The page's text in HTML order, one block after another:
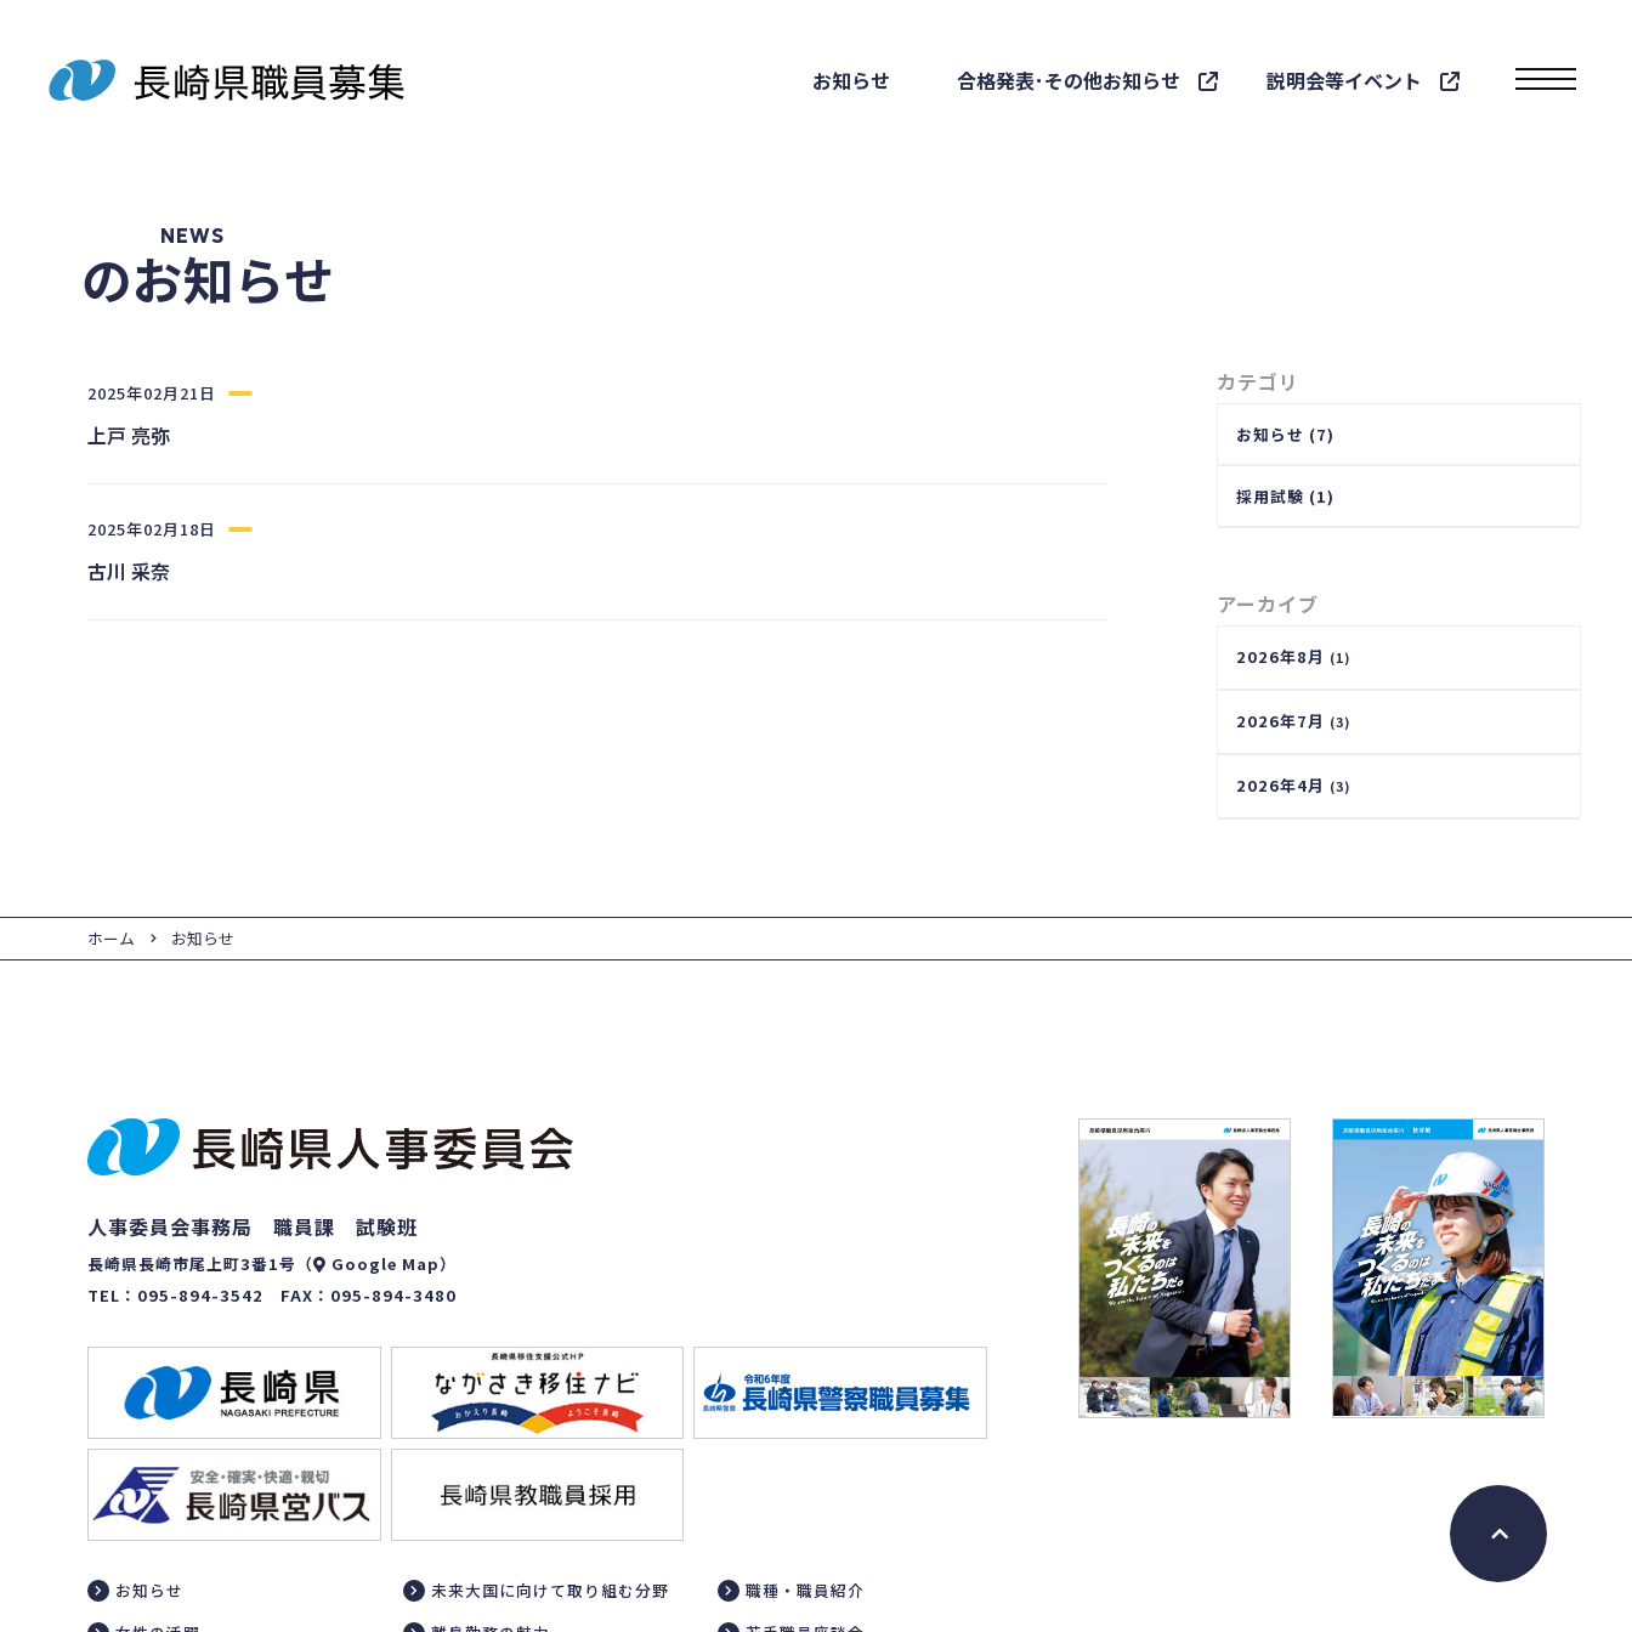
お知らせ 合格発表･その他お知らせ 説明会等イベント toggle navigation
NEWS
のお知らせ
カテゴリ
お知らせ (7)
採用試験 (1)
アーカイブ
2026年8月 (1)
2026年7月 (3)
2026年4月 (3)
2025年02月21日
上戸 亮弥
2025年02月18日
古川 采奈
ホーム お知らせ
人事委員会事務局 職員課 試験班
長崎県長崎市尾上町3番1号（ Google Map）
TEL： 095-894-3542 FAX：095-894-3480
お知らせ 未来大国に向けて取り組む分野
職種・職員紹介